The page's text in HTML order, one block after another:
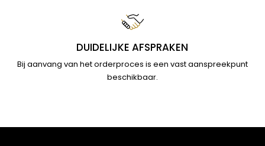
DUIDELIJKE AFSPRAKEN
Bij aanvang van het orderproces is een vast aanspreekpunt
beschikbaar.